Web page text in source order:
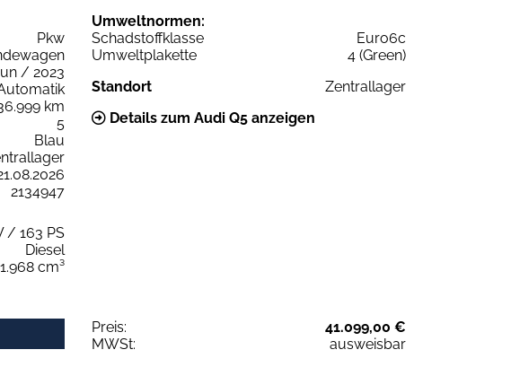
Pkw
/ 2023
km
5
Blau
2134947
/ 163 PS
Diesel
1.968 cm³
Umweltnormen:
Schadstoffklasse
Euro6c
Umweltplakette
4 (Green)
Standort
Zentrallager
Details zum Audi Q5 anzeigen
Preis:
41.099,00 €
MWSt:
ausweisbar